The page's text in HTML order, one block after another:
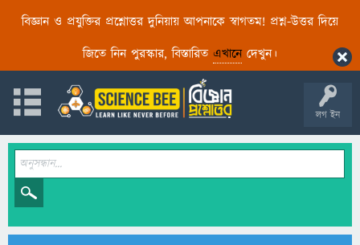
বিজ্ঞান ও প্রযুক্তির প্রশ্নোত্তর দুনিয়ায় আপনাকে স্বাগতম! প্রশ্ন-উত্তর দিয়ে
জিতে নিন পুরস্কার, বিস্তারিত এখানেদেখুন।
লগ ইন